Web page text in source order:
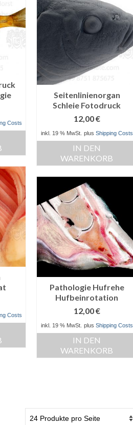
Costs
Seitenlinienorgan
Schleie Fotodruck
12,00€
inkl. 19 % MwSt. plus Shipping Costs
IN DEN
WARENKORB
Costs
Pathologie Hufrehe
Hufbeinrotation
12,00€
inkl. 19 % MwSt. plus Shipping Costs
IN DEN
WARENKORB